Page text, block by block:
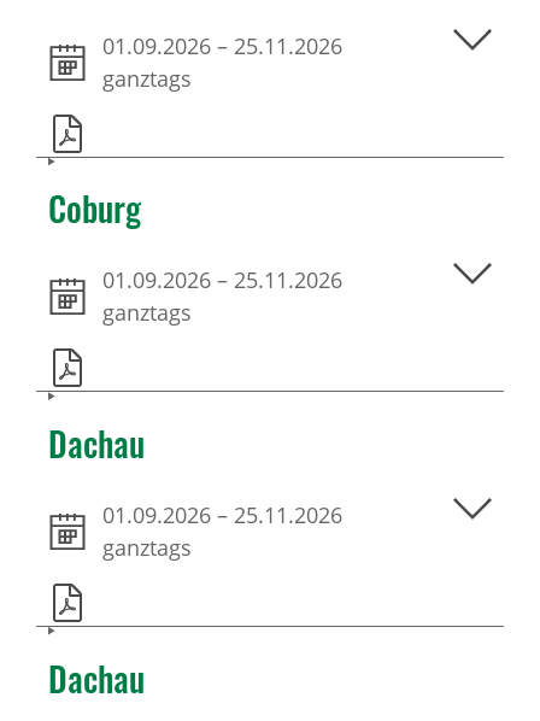
01.09.2026 – 25.11.2026
ganztags
Coburg
01.09.2026 – 25.11.2026
ganztags
Dachau
01.09.2026 – 25.11.2026
ganztags
Dachau